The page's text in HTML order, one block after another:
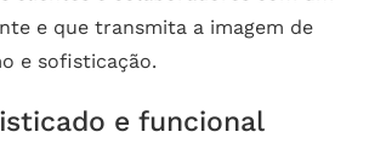
e que transmita a imagem de
e sofisticação.
e funcional